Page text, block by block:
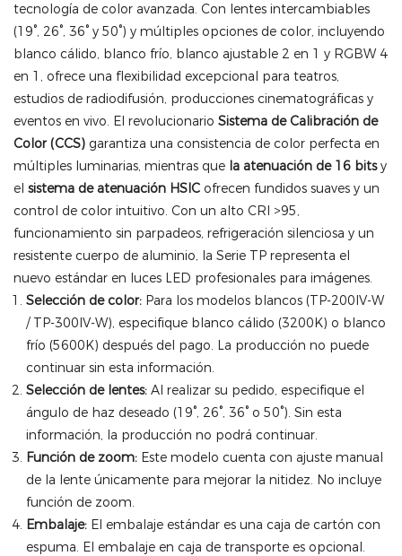
tecnología de color avanzada. Con lentes intercambiables
(19°, 26°, 36° y 50°) y múltiples opciones de color, incluyendo
blanco cálido, blanco frío, blanco ajustable 2 en 1 y RGBW 4
en 1, ofrece una flexibilidad excepcional para teatros,
estudios de radiodifusión, producciones cinematográficas y
eventos en vivo. El revolucionario Sistema de Calibración de
Color (CCS) garantiza una consistencia de color perfecta en
múltiples luminarias, mientras que la atenuación de 16 bitsy
el sistema de atenuación HSIC ofrecen fundidos suaves y un
control de color intuitivo. Con un alto CRI >95,
funcionamiento sin parpadeos, refrigeración silenciosa y un
resistente cuerpo de aluminio, la Serie TP representa el
nuevo estándar en luces LED profesionales para imágenes.
Selección de color: Para los modelos blancos (TP-200IV-W
/ TP-300IV-W), especifique blanco cálido (3200K) o blanco
frío (5600K) después del pago. La producción no puede
continuar sin esta información.
Selección de lentes: Al realizar su pedido, especifique el
ángulo de haz deseado (19°, 26°, 36° o 50°). Sin esta
información, la producción no podrá continuar.
Función de zoom: Este modelo cuenta con ajuste manual
de la lente únicamente para mejorar la nitidez. No incluye
función de zoom.
Embalaje: El embalaje estándar es una caja de cartón con
espuma. El embalaje en caja de transporte es opcional.